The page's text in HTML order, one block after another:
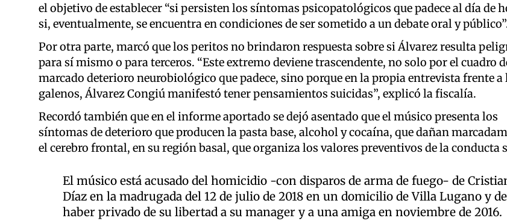
el objetivo de establecer “si persisten los síntomas psicopatológicos que padece al día de
si, eventualmente, se encuentra en condiciones de ser sometido a un debate oral y
Por otra parte, marcó que los peritos no brindaron respuesta sobre si Álvarez resulta
para sí mismo o para terceros. “Este extremo deviene trascendente, no solo por el cuadro
marcado deterioro neurobiológico que padece, sino porque en la propia entrevista frente a
galenos, Álvarez Congiú manifestó tener pensamientos suicidas”, explicó la fiscalía.
Recordó también que en el informe aportado se dejó asentado que el músico presenta los
síntomas de deterioro que producen la pasta base, alcohol y cocaína, que dañan
el cerebro frontal, en su región basal, que organiza los valores preventivos de la conducta
El músico está acusado del homicidio -con disparos de arma de fuego- de
Díaz en la madrugada del 12 de julio de 2018 en un domicilio de Villa Lugano y de
haber privado de su libertad a su manager y a una amiga en noviembre de 2016.